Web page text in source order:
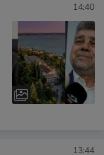
14:40
13:44